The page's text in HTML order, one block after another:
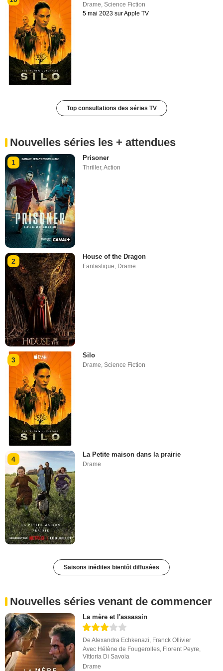
Drame,Science Fiction
5 mai 2023 sur Apple TV
Top consultations des séries TV
Nouvelles séries les + attendues
1
Prisoner
Thriller,Action
2
House of the Dragon
Fantastique, Drame
3
Silo
Drame,Science Fiction
4
La Petite maison dans la prairie
Drame
Saisons inédites bientôt diffusées
Nouvelles séries venant de commencer
La mère et l'assassin
DeAlexandra Echkenazi, Franck Ollivier
Avec Hélène de Fougerolles, Florent Peyre,
Vittoria Di Savoia
Drame